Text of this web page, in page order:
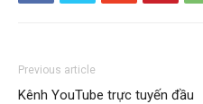
Previous article
Kênh YouTube trực tuyến đầu